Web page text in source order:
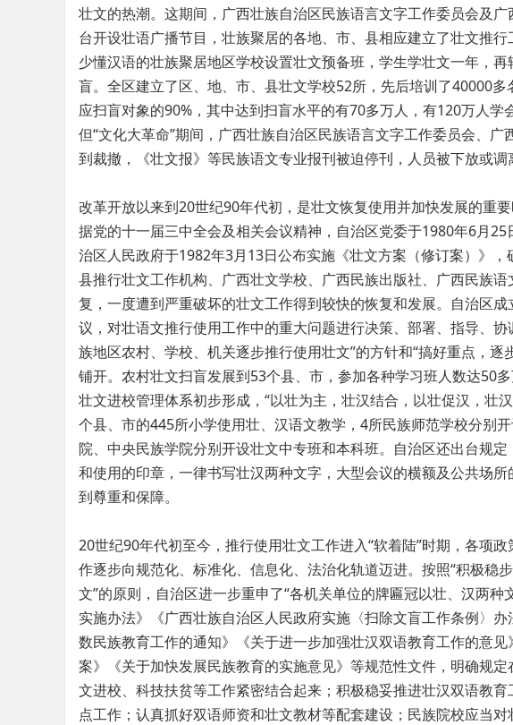
壮文的热潮。这期间，广西壮族自治区民族语言文字工作委员会及
台开设壮语广播节目，壮族聚居的各地、市、县相应建立了壮文推
少懂汉语的壮族聚居地区学校设置壮文预备班，学生学壮文一年，
盲。全区建立了区、地、市、县壮文学校52所，先后培训了40000
应扫盲对象的90%，其中达到扫盲水平的有70多万人，有120万人学
但“文化大革命”期间，广西壮族自治区民族语言文字工作委员会、
到裁撤，《壮文报》等民族语文专业报刊被迫停刊，人员被下放或调
改革开放以来到20世纪90年代初，是壮文恢复使用并加快发展的重
据党的十一届三中全会及相关会议精神，自治区党委于1980年6月
治区人民政府于1982年3月13日公布实施《壮文方案（修订案）》
县推行壮文工作机构、广西壮文学校、广西民族出版社、广西民族
复，一度遭到严重破坏的壮文工作得到较快的恢复和发展。自治区
议，对壮语文推行使用工作中的重大问题进行决策、部署、指导、
族地区农村、学校、机关逐步推行使用壮文”的方针和“搞好重点，
铺开。农村壮文扫盲发展到53个县、市，参加各种学习班人数达50
壮文进校管理体系初步形成，“以壮为主，壮汉结合，以壮促汉，壮
个县、市的445所小学使用壮、汉语文教学，4所民族师范学校分别
院、中央民族学院分别开设壮文中专班和本科班。自治区还出台规
和使用的印章，一律书写壮汉两种文字，大型会议的横额及公共场
到尊重和保障。
20世纪90年代初至今，推行使用壮文工作进入“软着陆”时期，各项
作逐步向规范化、标准化、信息化、法治化轨道迈进。按照“积极稳
文”的原则，自治区进一步重申了“各机关单位的牌匾冠以壮、汉两
实施办法》《广西壮族自治区人民政府实施〈扫除文盲工作条例〉
数民族教育工作的通知》《关于进一步加强壮汉双语教育工作的意
案》《关于加快发展民族教育的实施意见》等规范性文件，明确规
文进校、科技扶贫等工作紧密结合起来；积极稳妥推进壮汉双语教
点工作；认真抓好双语师资和壮文教材等配套建设；民族院校应当